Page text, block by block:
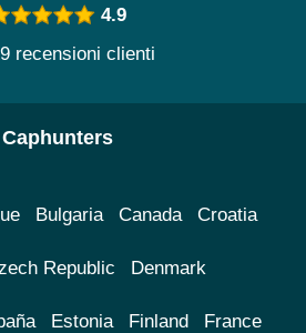
4.9
recensioni clienti
Caphunters
Bulgaria Canada Croatia
Republic Denmark
Estonia Finland France